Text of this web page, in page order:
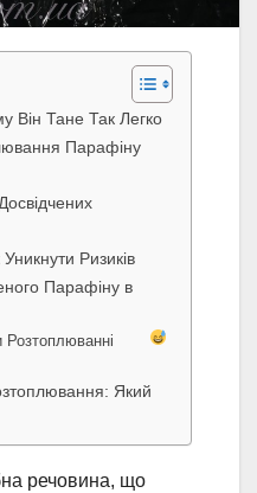
Він Тане Так Легко
Парафіну
Ризиків
Парафіну в
Розтоплюванні
Який
речовина, що